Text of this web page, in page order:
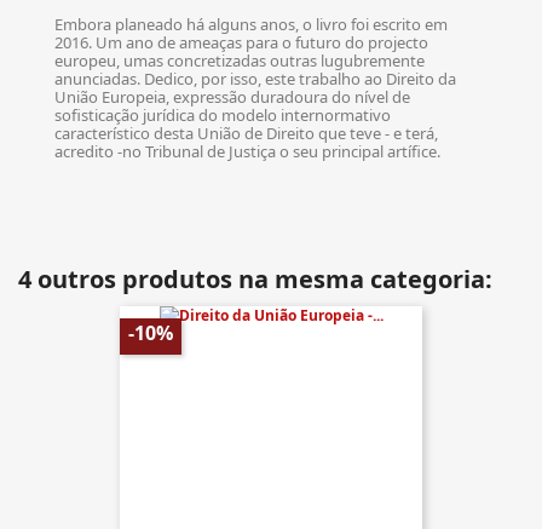
Embora planeado há alguns anos, o livro foi escrito em
2016. Um ano de ameaças para o futuro do projecto
europeu, umas concretizadas outras lugubremente
anunciadas. Dedico, por isso, este trabalho ao Direito da
União Europeia, expressão duradoura do nível de
sofisticação jurídica do modelo internormativo
característico desta União de Direito que teve - e terá,
acredito -no Tribunal de Justiça o seu principal artífice.
4 outros produtos na mesma categoria:
-10%